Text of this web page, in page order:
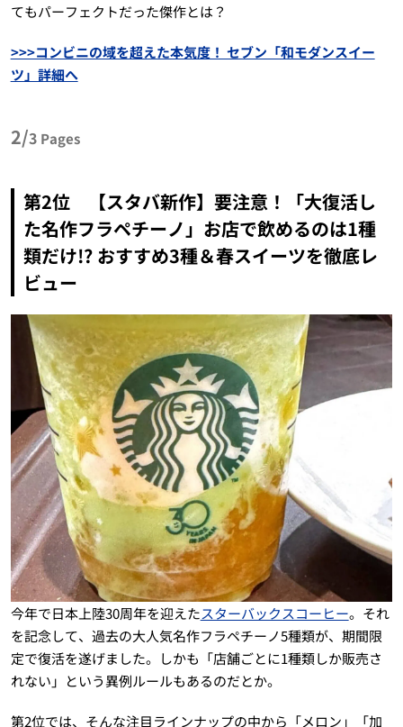
てもパーフェクトだった傑作とは？
>>>コンビニの域を超えた本気度！ セブン「和モダンスイー
ツ」詳細へ
2/3 Pages
第2位 【スタバ新作】要注意！「大復活し
た名作フラペチーノ」お店で飲めるのは1種
類だけ!? おすすめ3種＆春スイーツを徹底レ
ビュー
今年で日本上陸30周年を迎えたスターバックスコーヒー。それ
を記念して、過去の大人気名作フラペチーノ5種類が、期間限
定で復活を遂げました。しかも「店舗ごとに1種類しか販売さ
れない」という異例ルールもあるのだとか。
第2位では、そんな注目ラインナップの中から「メロン」「加